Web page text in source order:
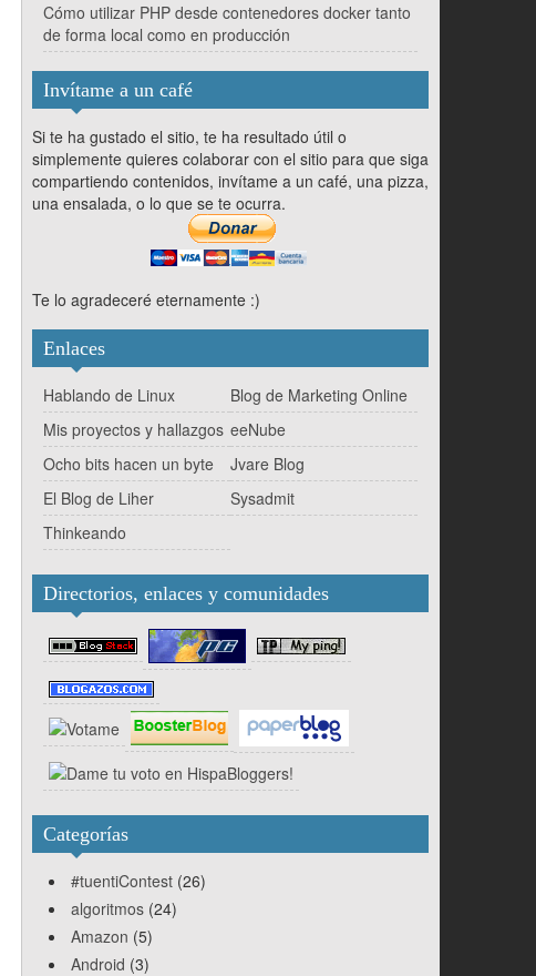
Cómo utilizar PHP desde contenedores docker tanto
de forma local como en producción
Invítame a un café
Si te ha gustado el sitio, te ha resultado útil o
simplemente quieres colaborar con el sitio para que siga
compartiendo contenidos, invítame a un café, una pizza,
una ensalada, o lo que se te ocurra.
Te lo agradeceré eternamente :)
Enlaces
Hablando de Linux
Blog de Marketing Online
Mis proyectos y hallazgos eeNube
Ocho bits hacen un byte
Jvare Blog
El Blog de Liher
Sysadmit
Thinkeando
Directorios, enlaces y comunidades
Categorías
#tuentiContest (26)
algoritmos (24)
Amazon (5)
Android (3)